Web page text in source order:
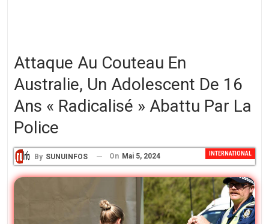
Attaque Au Couteau En
Australie, Un Adolescent De 16
Ans « Radicalisé » Abattu Par La
Police
INTERNATIONAL
By SUNUINFOS On Mai 5, 2024